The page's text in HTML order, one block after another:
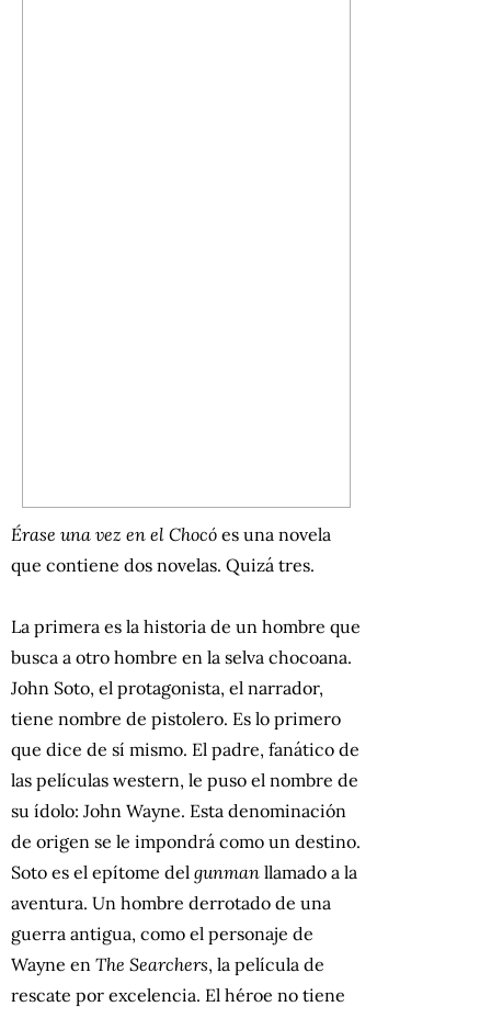
Érase una vez en el Chocó es una novela
que contiene dos novelas. Quizá tres.
La primera es la historia de un hombre que
busca a otro hombre en la selva chocoana.
John Soto, el protagonista, el narrador,
tiene nombre de pistolero. Es lo primero
que dice de sí mismo. El padre, fanático de
las películas western, le puso el nombre de
su ídolo: John Wayne. Esta denominación
de origen se le impondrá como un destino.
Soto es el epítome del gunman llamado a la
aventura. Un hombre derrotado de una
guerra antigua, como el personaje de
Wayne en The Searchers, la película de
rescate por excelencia. El héroe no tiene